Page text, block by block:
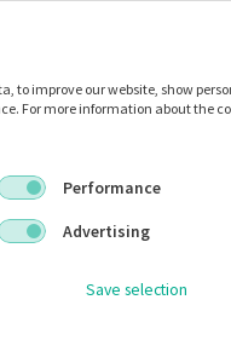
handschoenen zorgen voor
met de soft nitril
de hydratatie met 106,1%.
beschadigde huid!
laag van de huid door
barrière om de huid te
tot het kalmeren van de
bindt zich aan uw
to improve our website, show
For more information about the
Performance
Advertising
Save selection